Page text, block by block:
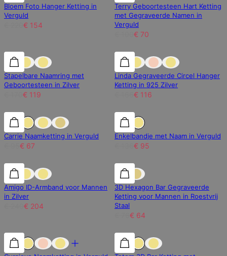
Bloem Foto Hanger Ketting in
Verguld
€ 154
Terry Geboortesteen Hart Ketting
met Gegraveerde Namen in
Verguld
€ 70
30% korting 30% korting
Stapelbare Naamring met
Geboortesteen in Zilver
€ 119
30% korting
Linda Gegraveerde Circel Hanger
Ketting in 925 Zilver
€ 116
30% korting 30% korting
Carrie Naamketting in Verguld
€ 67
30% korting
Enkelbandje met Naam in Verguld
€ 95
15% korting 15% korting
Amigo ID-Armband voor Mannen
in Zilver
€ 204
15% korting
3D Hexagon Bar Gegraveerde
Ketting voor Mannen in Roestvrij
Staal
€ 64
30% korting 30% korting
30% korting